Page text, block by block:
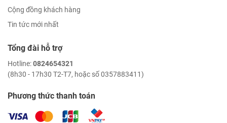
Cộng đồng khách hàng
Tin tức mới nhất
Tổng đài hỗ trợ
Hotline:0824654321
(8h30 - 17h30 T2-T7, hoặc số 0357883411)
Phương thức thanh toán